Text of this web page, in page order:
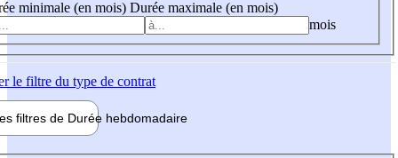
minimale (en mois) Durée maximale (en mois)
mois
le filtre du type de contrat
filtres de Durée hebdomadaire